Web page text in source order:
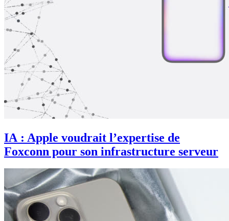
IA : Apple voudrait l’expertise de
Foxconn pour son infrastructure serveur